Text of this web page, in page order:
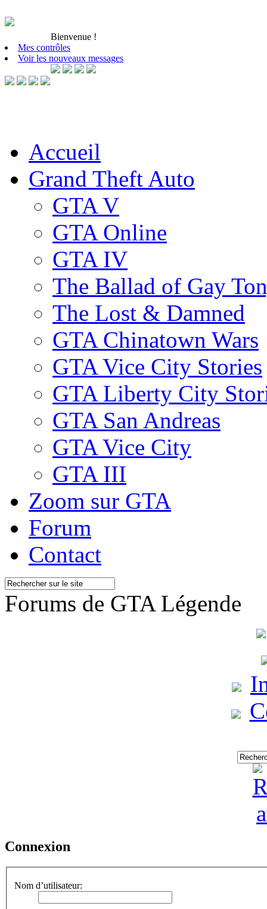
Bienvenue !
Mes contrôles
Voir les nouveaux messages
Accueil
Grand Theft Auto
GTA V
GTA Online
GTA IV
The Ballad of Gay
The Lost & Damned
GTA Chinatown Wars
GTA Vice City Stories
GTA Liberty City
GTA San Andreas
GTA Vice City
GTA III
Zoom sur GTA
Forum
Contact
Forums de GTA Légende
Connexion
Nom d’utilisateur: